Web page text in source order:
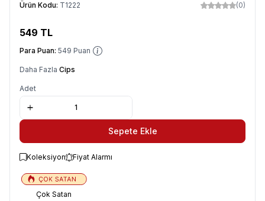
Ürün Kodu: T1222 (0)
549 TL
Para Puan: 549 Puan
Daha Fazla Cips
Adet
Sepete Ekle
Koleksiyon Fiyat Alarmı
Çok Satan